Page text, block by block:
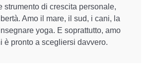
strumento di crescita personale,
Amo il mare, il sud, i cani, la
yoga. E soprattutto, amo
è pronto a scegliersi davvero.